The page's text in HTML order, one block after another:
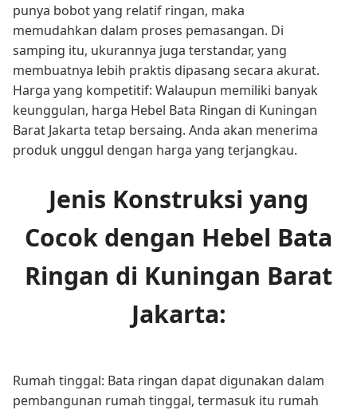
punya bobot yang relatif ringan, maka
memudahkan dalam proses pemasangan. Di
samping itu, ukurannya juga terstandar, yang
membuatnya lebih praktis dipasang secara akurat.
Harga yang kompetitif: Walaupun memiliki banyak
keunggulan, harga Hebel Bata Ringan di Kuningan
Barat Jakarta tetap bersaing. Anda akan menerima
produk unggul dengan harga yang terjangkau.
Jenis Konstruksi yang
Cocok dengan Hebel Bata
Ringan di Kuningan Barat
Jakarta:
Rumah tinggal: Bata ringan dapat digunakan dalam
pembangunan rumah tinggal, termasuk itu rumah